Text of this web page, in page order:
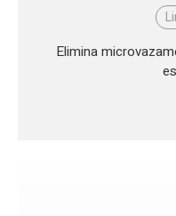
Elimina